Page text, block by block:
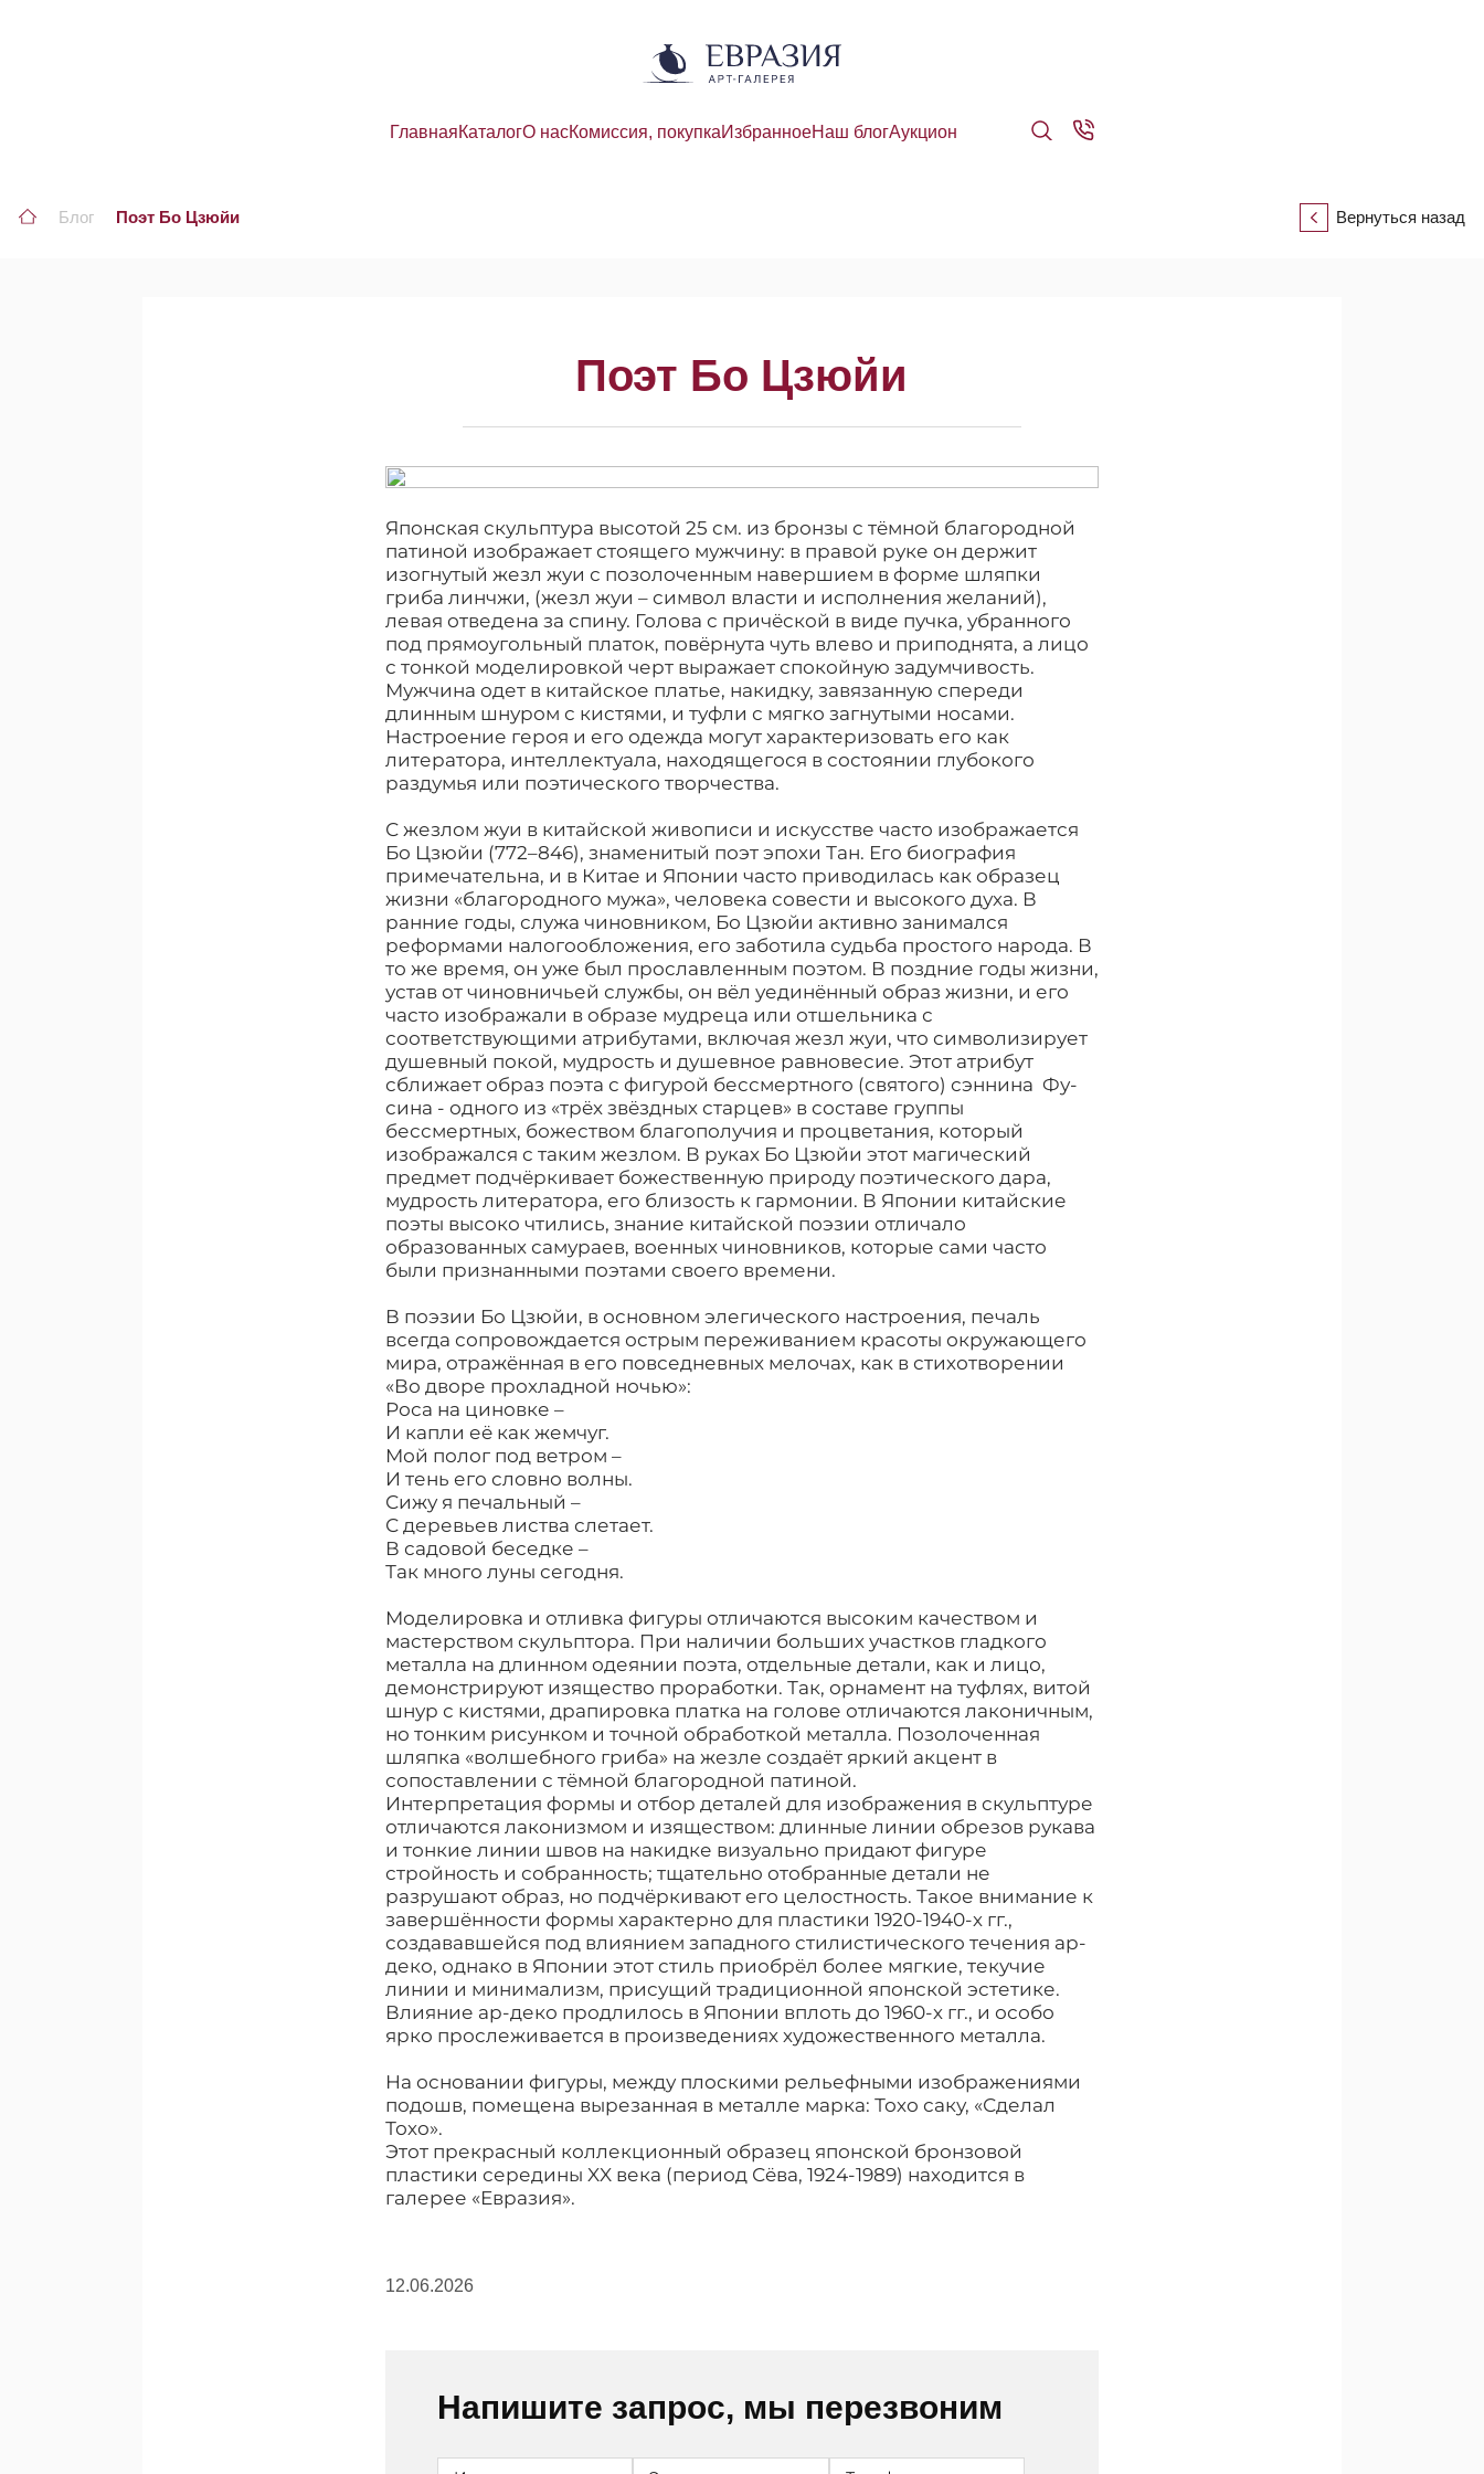
ГлавнаяКаталогО насКомиссия, покупкаИзбранноеНаш блогАукцион
Блог Поэт Бо Цзюйи Вернуться назад
Поэт Бо Цзюйи
Японская скульптура высотой 25 см. из бронзы с тëмной благородной
патиной изображает стоящего мужчину: в правой руке он держит
изогнутый жезл жуи с позолоченным навершием в форме шляпки
гриба линчжи, (жезл жуи – символ власти и исполнения желаний),
левая отведена за спину. Голова с причëской в виде пучка, убранного
под прямоугольный платок, повëрнута чуть влево и приподнята, а лицо
с тонкой моделировкой черт выражает спокойную задумчивость.
Мужчина одет в китайское платье, накидку, завязанную спереди
длинным шнуром с кистями, и туфли с мягко загнутыми носами.
Настроение героя и его одежда могут характеризовать его как
литератора, интеллектуала, находящегося в состоянии глубокого
раздумья или поэтического творчества.
С жезлом жуи в китайской живописи и искусстве часто изображается
Бо Цзюйи (772–846), знаменитый поэт эпохи Тан. Его биография
примечательна, и в Китае и Японии часто приводилась как образец
жизни «благородного мужа», человека совести и высокого духа. В
ранние годы, служа чиновником, Бо Цзюйи активно занимался
реформами налогообложения, его заботила судьба простого народа. В
то же время, он уже был прославленным поэтом. В поздние годы жизни,
устав от чиновничьей службы, он вëл уединëнный образ жизни, и его
часто изображали в образе мудреца или отшельника с
соответствующими атрибутами, включая жезл жуи, что символизирует
душевный покой, мудрость и душевное равновесие. Этот атрибут
сближает образ поэта с фигурой бессмертного (святого) сэннина Фу-
сина - одного из «трëх звëздных старцев» в составе группы
бессмертных, божеством благополучия и процветания, который
изображался с таким жезлом. В руках Бо Цзюйи этот магический
предмет подчëркивает божественную природу поэтического дара,
мудрость литератора, его близость к гармонии. В Японии китайские
поэты высоко чтились, знание китайской поэзии отличало
образованных самураев, военных чиновников, которые сами часто
были признанными поэтами своего времени.
В поэзии Бо Цзюйи, в основном элегического настроения, печаль
всегда сопровождается острым переживанием красоты окружающего
мира, отражëнная в его повседневных мелочах, как в стихотворении
«Во дворе прохладной ночью»:
Роса на циновке –
И капли еë как жемчуг.
Мой полог под ветром –
И тень его словно волны.
Сижу я печальный –
С деревьев листва слетает.
В садовой беседке –
Так много луны сегодня.
Моделировка и отливка фигуры отличаются высоким качеством и
мастерством скульптора. При наличии больших участков гладкого
металла на длинном одеянии поэта, отдельные детали, как и лицо,
демонстрируют изящество проработки. Так, орнамент на туфлях, витой
шнур с кистями, драпировка платка на голове отличаются лаконичным,
но тонким рисунком и точной обработкой металла. Позолоченная
шляпка «волшебного гриба» на жезле создаëт яркий акцент в
сопоставлении с тëмной благородной патиной.
Интерпретация формы и отбор деталей для изображения в скульптуре
отличаются лаконизмом и изяществом: длинные линии обрезов рукава
и тонкие линии швов на накидке визуально придают фигуре
стройность и собранность; тщательно отобранные детали не
разрушают образ, но подчëркивают его целостность. Такое внимание к
завершëнности формы характерно для пластики 1920-1940-х гг.,
создававшейся под влиянием западного стилистического течения ар-
деко, однако в Японии этот стиль приобрëл более мягкие, текучие
линии и минимализм, присущий традиционной японской эстетике.
Влияние ар-деко продлилось в Японии вплоть до 1960-х гг., и особо
ярко прослеживается в произведениях художественного металла.
На основании фигуры, между плоскими рельефными изображениями
подошв, помещена вырезанная в металле марка: Тохо саку, «Сделал
Тохо».
Этот прекрасный коллекционный образец японской бронзовой
пластики середины XX века (период Сëва, 1924-1989) находится в
галерее «Евразия».
12.06.2026
Напишите запрос, мы перезвоним